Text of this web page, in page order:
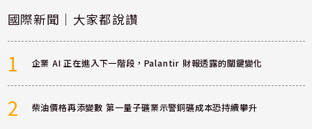
國際新聞｜大家都說讚
1 企業 AI 正在進入下一階段，Palantir 財報透露的關鍵變化
2 柴油價格再添變數 第一量子礦業示警銅礦成本恐持續攀升